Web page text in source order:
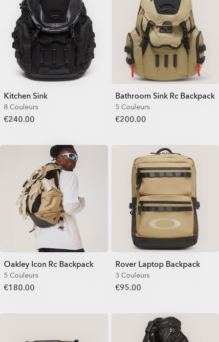
Kitchen Sink
8 Couleurs
€240.00
Bathroom Sink Rc Backpack
5 Couleurs
€200.00
Oakley Icon Rc Backpack
5 Couleurs
€180.00
Rover Laptop Backpack
3 Couleurs
€95.00